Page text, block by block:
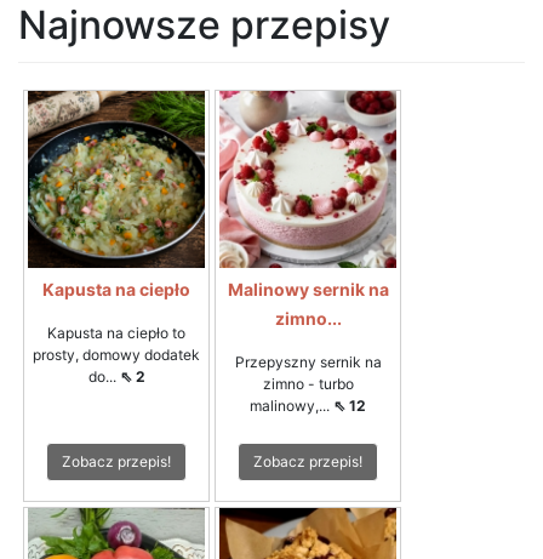
Najnowsze przepisy
Kapusta na ciepło
Kapusta na ciepło to
prosty, domowy dodatek
do... ⇖ 2
Zobacz przepis!
Malinowy sernik na
zimno...
Przepyszny sernik na
zimno - turbo
malinowy,... ⇖ 12
Zobacz przepis!